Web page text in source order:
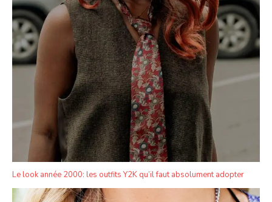
Le look année 2000: les outfits Y2K qu’il faut absolument adopter